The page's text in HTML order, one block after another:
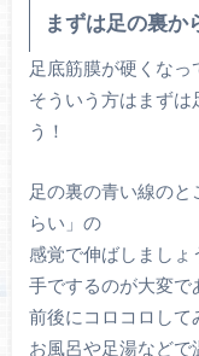
まずは足の裏か
足底筋膜が硬くなっ
そういう方はまずは
う！
足の裏の青い線のと
らい」の
感覚で伸ばしましょ
手でするのが大変で
前後にコロコロして
お風呂や足湯などで